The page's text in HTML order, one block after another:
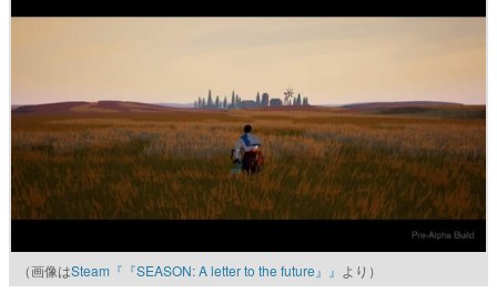
（画像はSteam『『SEASON: A letter to the future』』 より）